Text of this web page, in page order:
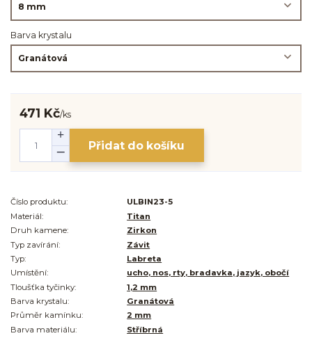
Barva krystalu
471 Kč/ks
Přidat do košíku
Číslo produktu:
ULBIN23-5
Materiál:
Titan
Druh kamene:
Zirkon
Typ zavírání:
Závit
Typ:
Labreta
Umístění:
ucho, nos, rty, bradavka, jazyk, obočí
Tloušťka tyčinky:
1,2 mm
Barva krystalu:
Granátová
Průměr kamínku:
2 mm
Barva materiálu:
Stříbrná